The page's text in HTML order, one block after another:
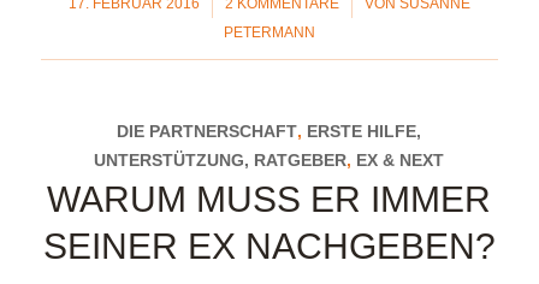
PETERMANN
DIE PARTNERSCHAFT, ERSTE HILFE,
UNTERSTÜTZUNG, RATGEBER, EX & NEXT
WARUM MUSS ER IMMER
SEINER EX NACHGEBEN?